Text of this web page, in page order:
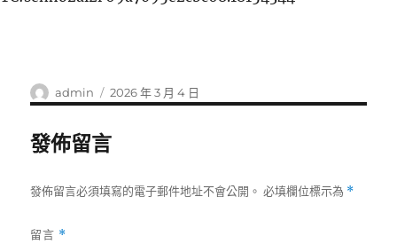
作
者
admin
發
佈
2026 年 3 月 4 日
發佈留言
發佈留言必須填寫的電子郵件地址不會公開。 必填欄位標示為 *
留言 *